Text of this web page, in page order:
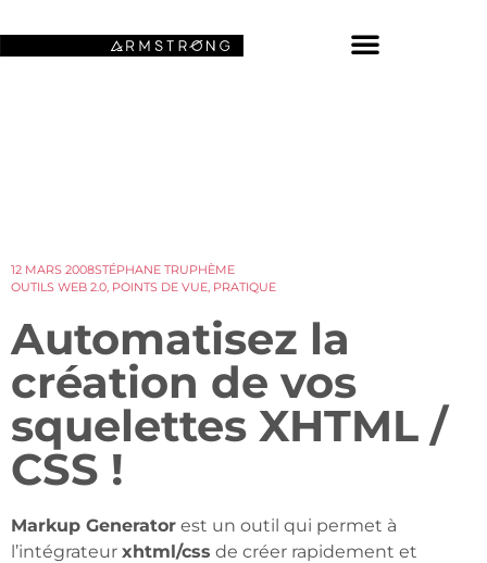
12 MARS 2008STÉPHANE TRUPHÈME
OUTILS WEB 2.0, POINTS DE VUE, PRATIQUE
Automatisez la
création de vos
squelettes XHTML /
CSS !
Markup Generator est un outil qui permet à
l’intégrateur xhtml/css de créer rapidement et